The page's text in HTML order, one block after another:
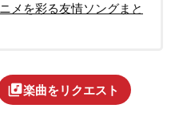
メを彩る友情ソングまと
library_music楽曲をリクエスト